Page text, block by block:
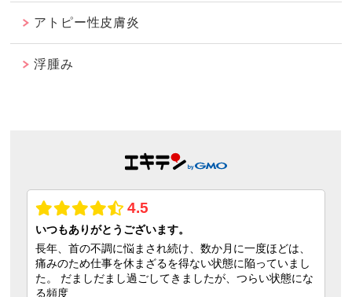
アトピー性皮膚炎
浮腫み